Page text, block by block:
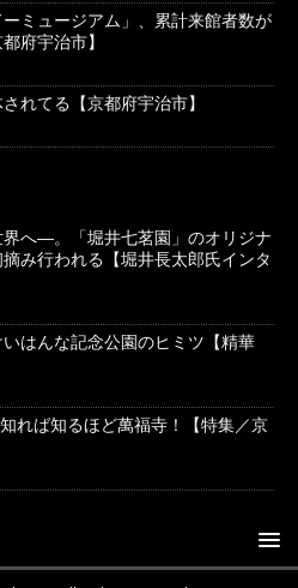
ミュージアム」、累計来館者数が
府宇治市】
れてる【京都府宇治市】
へ―。「堀井七茗園」のオリジナ
み行われる【堀井長太郎氏インタ
いはんな記念公園のヒミツ【精華
れば知るほど萬福寺！【特集／京